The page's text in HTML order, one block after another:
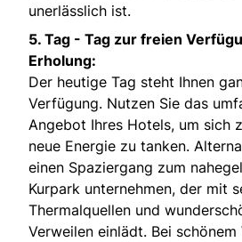
unerlässlich ist.
5. Tag - Tag zur freien
Erholung:
Der heutige Tag steht Ihnen
Verfügung. Nutzen Sie das
Angebot Ihres Hotels, um sich
neue Energie zu tanken.
einen Spaziergang zum
Kurpark unternehmen, der mit
Thermalquellen und
Verweilen einlädt. Bei